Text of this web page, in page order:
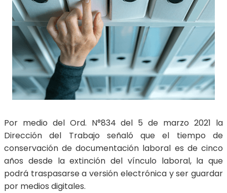
Por medio del Ord. N°834 del 5 de marzo 2021 la
Dirección del Trabajo señaló que el tiempo de
conservación de documentación laboral es de cinco
años desde la extinción del vínculo laboral, la que
podrá traspasarse a versión electrónica y ser guardar
por medios digitales.